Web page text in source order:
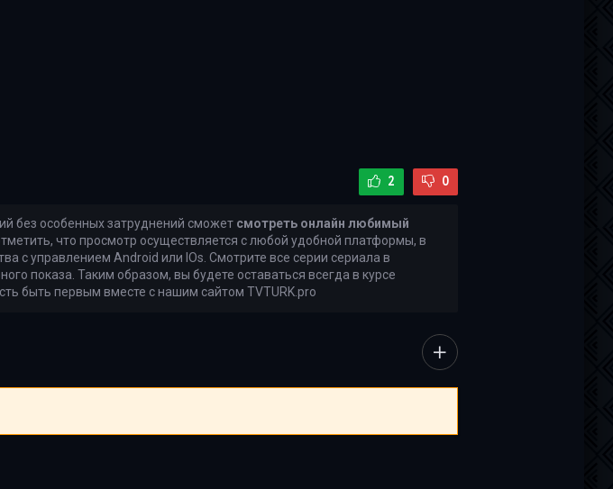
2 0
без особенных затруднений сможет смотреть онлайн любимый
что просмотр осуществляется с любой удобной платформы, в
с управлением Android или IOs. Смотрите все серии сериала в
показа. Таким образом, вы будете оставаться всегда в курсе
быть первым вместе с нашим сайтом TVTURK.pro